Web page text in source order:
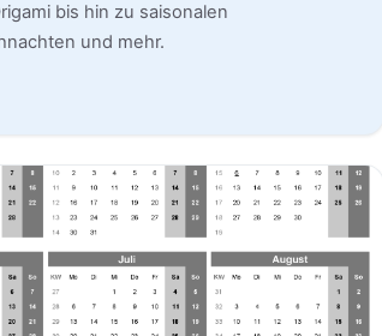
bis hin zu saisonalen
und mehr.